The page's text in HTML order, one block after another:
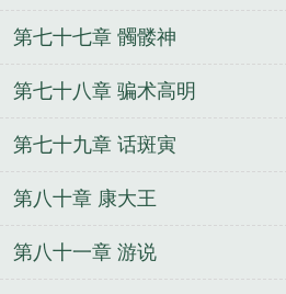
第七十七章 髑髅神
第七十八章 骗术高明
第七十九章 话斑寅
第八十章 康大王
第八十一章 游说